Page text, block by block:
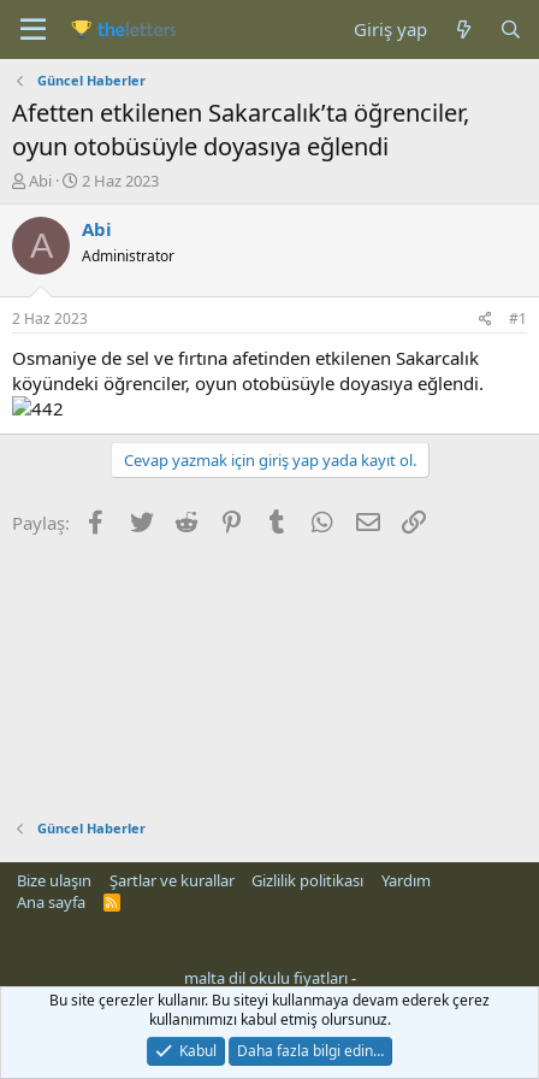
Giriş yap
Güncel Haberler
Afetten etkilenen Sakarcalık’ta öğrenciler,
oyun otobüsüyle doyasıya eğlendi
K
n
b
u
u
b
a
ş
l
a
t
Abi
B
ş
a
g
ı
ç
t
a
i
2 Haz 2023
A Abi
Administrator
2 Haz 2023 #1
Osmaniye de sel ve fırtına afetinden etkilenen Sakarcalık
köyündeki öğrenciler, oyun otobüsüyle doyasıya eğlendi.
Cevap yazmak için giriş yap yada kayıt ol.
Paylaş: Facebook
Twitter Reddit PinterestTumblr WhatsApp
E-posta
Güncel Haberler
Bize ulaşın Şartlar ve kurallar Gizlilik politikası
Yardım
Ana sayfa
R
malta dil okulu fiyatları-
Bu site çerezler kullanır. Bu siteyi kullanmaya devam ederek çerez
kullanımımızı kabul etmiş olursunuz.
Kabul
Daha fazla bilgi edin…